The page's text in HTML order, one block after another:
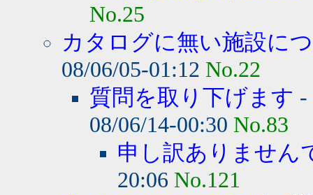
No.25
カタログに無い施設に
08/06/05-01:12 No.22
質問を取り下げます -
08/06/14-00:30 No.83
申し訳ありません
20:06 No.121